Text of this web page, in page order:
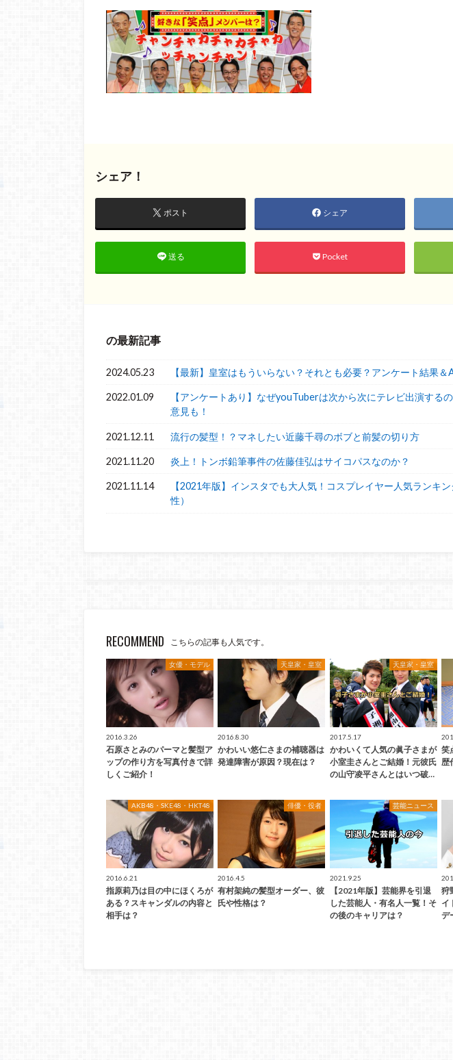
シェア！
ポスト シェア
送る Pocket
の最新記事
2024.05.23 【最新】皇室はもういらない？それとも必要？アンケート結果＆
2022.01.09
【アンケートあり】なぜyouTuberは次から次にテレビ出演する
意見も！
2021.12.11 流行の髪型！？マネしたい近藤千尋のボブと前髪の切り方
2021.11.20 炎上！トンボ鉛筆事件の佐藤佳弘はサイコパスなのか？
2021.11.14
【2021年版】インスタでも大人気！コスプレイヤー人気ランキ
性）
RECOMMEND こちらの記事も人気です。
女優・モデル
2016.3.26
石原さとみのパーマと髪型ア
ップの作り方を写真付きで詳
しくご紹介！
天皇家・皇室
2016.8.30
かわいい悠仁さまの補聴器は
発達障害が原因？現在は？
天皇家・皇室
2017.5.17
かわいくて人気の眞子さまが
小室圭さんとご結婚！元彼氏
の山守凌平さんとはいつ破…
笑
歴
AKB48・SKE48・HKT48
2016.6.21
指原莉乃は目の中にほくろが
ある？スキャンダルの内容と
相手は？
俳優・役者
2016.4.5
有村架純の髪型オーダー、彼
氏や性格は？
芸能ニュース
2021.9.25
【2021年版】芸能界を引退
した芸能人・有名人一覧！そ
の後のキャリアは？
狩
イ
デ